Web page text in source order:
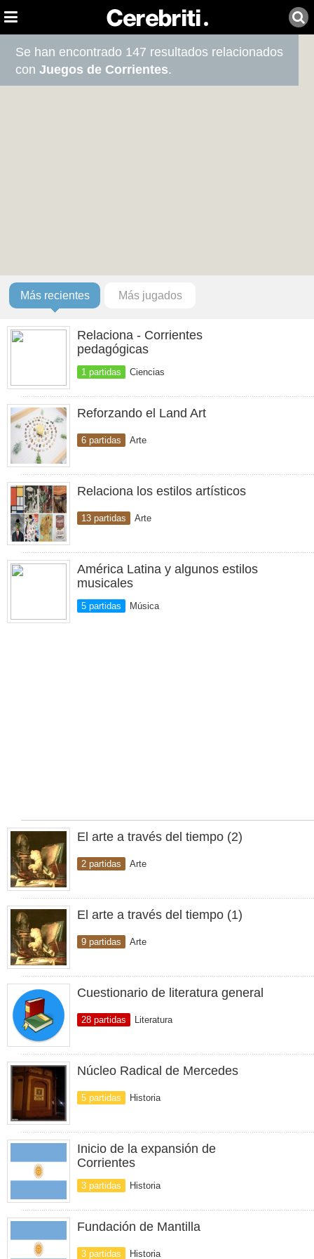
Se han encontrado 147 resultados relacionados
conJuegos de Corrientes.
Más recientes Más jugados
Relaciona - Corrientes
pedagógicas
1 partidas Ciencias
Reforzando el Land Art
6 partidas Arte
Relaciona los estilos artísticos
13 partidas Arte
América Latina y algunos estilos
musicales
5 partidas Música
El arte a través del tiempo (2)
2 partidas Arte
El arte a través del tiempo (1)
9 partidas Arte
Cuestionario de literatura general
28 partidas Literatura
Núcleo Radical de Mercedes
5 partidas Historia
Inicio de la expansión de
Corrientes
3 partidas Historia
Fundación de Mantilla
3 partidas Historia